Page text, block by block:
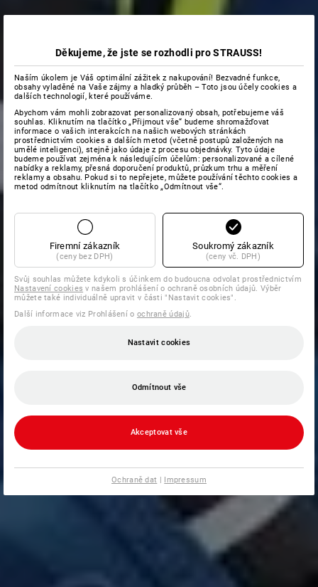
Děkujeme, že jste se rozhodli pro STRAUSS!
Naším úkolem je Váš optimální zážitek z nakupování! Bezvadné funkce,
obsahy vyladěné na Vaše zájmy a hladký průběh – Toto jsou účely cookies a
dalších technologií, které používáme.
Abychom vám mohli zobrazovat personalizovaný obsah, potřebujeme váš
souhlas. Kliknutím na tlačítko „Přijmout vše“ budeme shromažďovat
informace o vašich interakcích na našich webových stránkách
prostřednictvím cookies a dalších metod (včetně postupů založených na
umělé inteligenci), stejně jako údaje z procesu objednávky. Tyto údaje
budeme používat zejména k následujícím účelům: personalizované a cílené
nabídky a reklamy, přesná doporučení produktů, průzkum trhu a měření
reklamy a obsahu. Pokud si to nepřejete, můžete používání těchto cookies a
metod odmítnout kliknutím na tlačítko „Odmítnout vše“.
Firemní zákazník
(ceny bez DPH)
Soukromý zákazník
(ceny vč. DPH)
Svůj souhlas můžete kdykoli s účinkem do budoucna odvolat prostřednictvím
Nastavení cookies v našem prohlášení o ochraně osobních údajů. Výběr
můžete také individuálně upravit v části "Nastavit cookies".
Další informace viz Prohlášení o ochraně údajů.
Nastavit cookies
Odmítnout vše
Akceptovat vše
Ochraně dat | Impressum